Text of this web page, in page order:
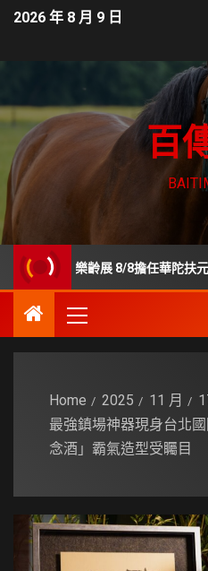
2026 年 8 月 9 日
百
貿樂齡展 8/8擔任華陀扶元堂一日
Home 2025 11 月
最強鎮場神器現身台北
念酒」霸氣造型受矚目